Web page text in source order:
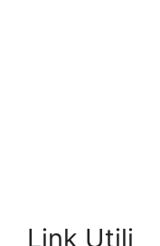
Link Utili